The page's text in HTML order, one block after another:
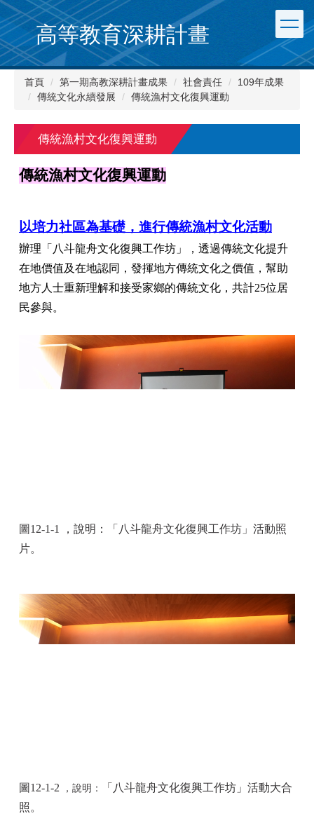
跳
到
主
要
內
高等教育深耕計畫
首頁 第一期高教深耕計畫成果 社會責任
109年成果
傳統文化永續發展
傳統漁村文化復興運動
傳統漁村文化復興運動
傳統漁村文化復興運動
以培力社區為基礎，進行傳統漁村文化活動
辦理「八斗龍舟文化復興工作坊」，透過傳統文化提升
在地價值及在地認同，發揮地方傳統文化之價值，幫助
地方人士重新理解和接受家鄉的傳統文化，共計25位居
民參與。
圖12-1-1 ，說明：
「八斗龍舟文化復興工作坊」活動照
片。
圖12-1-2 ，說明：
「八斗龍舟文化復興工作坊」活動大合
照。